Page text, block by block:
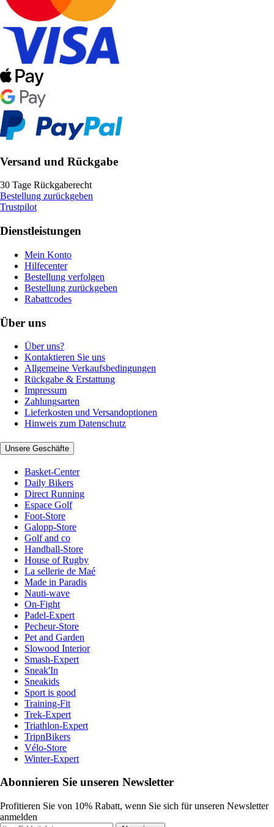
Versand und Rückgabe
30 Tage Rückgaberecht
Bestellung zurückgeben
Trustpilot
Dienstleistungen
Mein Konto
Hilfecenter
Bestellung verfolgen
Bestellung zurückgeben
Rabattcodes
Über uns
Über uns?
Kontaktieren Sie uns
Allgemeine Verkaufsbedingungen
Rückgabe & Erstattung
Impressum
Zahlungsarten
Lieferkosten und Versandoptionen
Hinweis zum Datenschutz
Unsere Geschäfte
Basket-Center
Daily Bikers
Direct Running
Espace Golf
Foot-Store
Galopp-Store
Golf and co
Handball-Store
House of Rugby
La sellerie de Maé
Made in Paradis
Nauti-wave
On-Fight
Padel-Expert
Pecheur-Store
Pet and Garden
Slowood Interior
Smash-Expert
Sneak'In
Sneakids
Sport is good
Training-Fit
Trek-Expert
Triathlon-Expert
TripnBikers
Vélo-Store
Winter-Expert
Abonnieren Sie unseren Newsletter
Profitieren Sie von 10% Rabatt, wenn Sie sich für unseren Newsletter
anmelden